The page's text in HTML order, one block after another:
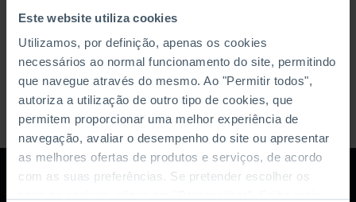
Este website utiliza cookies
Utilizamos, por definição, apenas os cookies
necessários ao normal funcionamento do site, permitindo
que navegue através do mesmo. Ao "Permitir todos",
autoriza a utilização de outro tipo de cookies, que
permitem proporcionar uma melhor experiência de
navegação, avaliar o desempenho do site ou apresentar
as melhores ofertas de produtos e serviços, de acordo
com as suas preferências. Se pretender escolher os